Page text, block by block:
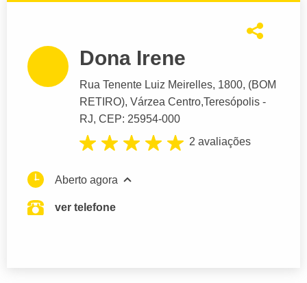
Dona Irene
Rua Tenente Luiz Meirelles, 1800, (BOM
RETIRO), Várzea Centro,Teresópolis -
RJ, CEP: 25954-000
2 avaliações
Aberto agora
ver telefone